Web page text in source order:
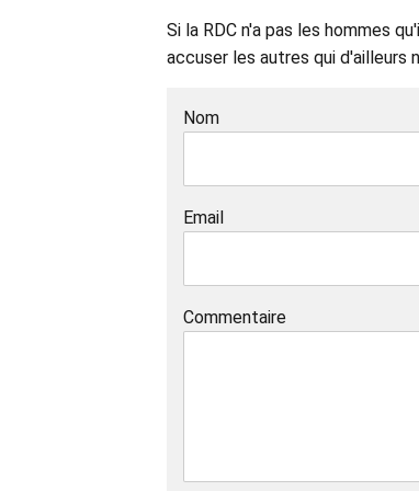
Si la RDC n'a pas les hommes
accuser les autres qui d'ailleurs
Nom
Email
Commentaire